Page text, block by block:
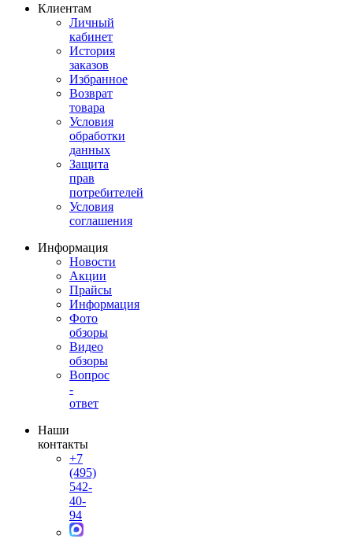
Клиентам
Личный
кабинет
История
заказов
Избранное
Возврат
товара
Условия
обработки
данных
Защита
прав
потребителей
Условия
соглашения
Информация
Новости
Акции
Прайсы
Информация
Фото
обзоры
Видео
обзоры
Вопрос
-
ответ
Наши
контакты
+7
(495)
542-
40-
94